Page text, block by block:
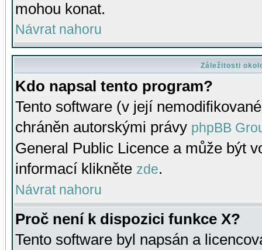
mohou konat.
Návrat nahoru
Záležitosti
Kdo napsal tento program?
Tento software (v její
chráněn autorskými právy phpBB
General Public Licence a může být
informací klikněte zde.
Návrat nahoru
Proč není k dispozici funkce X?
Tento software byl napsán a